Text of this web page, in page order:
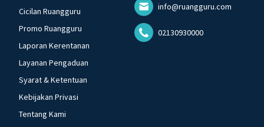
Cicilan Ruangguru
Promo Ruangguru
Laporan Kerentanan
Layanan Pengaduan
Syarat & Ketentuan
Kebijakan Privasi
Tentang Kami
info@ruangguru.com
02130930000